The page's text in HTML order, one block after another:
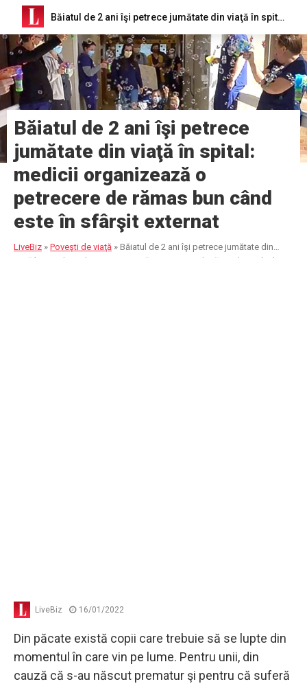
Băiatul de 2 ani îşi petrece jumătate din viaţă în spital: medicii organizează o petrecere de rămas bun când este în sfârşit externat
Băiatul de 2 ani îşi petrece
jumătate din viaţă în spital:
medicii organizează o
petrecere de rămas bun când
este în sfârşit externat
LiveBiz » Poveşti de viaţă » Băiatul de 2 ani îşi petrece jumătate din
viaţă în spital: medicii organizează o petrecere de rămas bun când
LiveBiz 16/01/2022
Din păcate există copii care trebuie să se lupte din
momentul în care vin pe lume. Pentru unii, din
cauză că s-au născut prematur şi pentru că suferă